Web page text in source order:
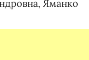
Яманко